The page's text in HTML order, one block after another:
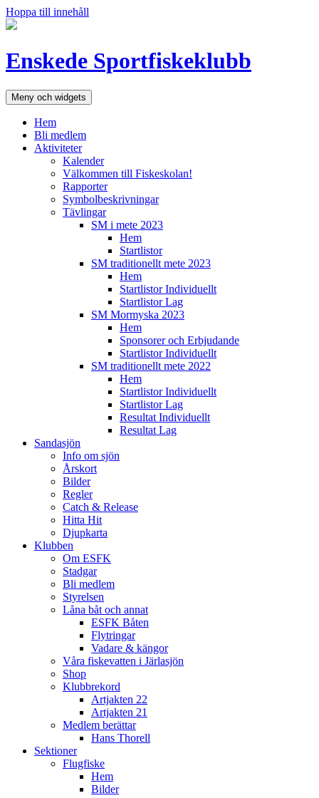
Hoppa till innehåll
Enskede Sportfiskeklubb
Meny och widgets
Hem
Bli medlem
Aktiviteter
Kalender
Välkommen till Fiskeskolan!
Rapporter
Symbolbeskrivningar
Tävlingar
SM i mete 2023
Hem
Startlistor
SM traditionellt mete 2023
Hem
Startlistor Individuellt
Startlistor Lag
SM Mormyska 2023
Hem
Sponsorer och Erbjudande
Startlistor Individuellt
SM traditionellt mete 2022
Hem
Startlistor Individuellt
Startlistor Lag
Resultat Individuellt
Resultat Lag
Sandasjön
Info om sjön
Årskort
Bilder
Regler
Catch & Release
Hitta Hit
Djupkarta
Klubben
Om ESFK
Stadgar
Bli medlem
Styrelsen
Låna båt och annat
ESFK Båten
Flytringar
Vadare & kängor
Våra fiskevatten i Järlasjön
Shop
Klubbrekord
Artjakten 22
Artjakten 21
Medlem berättar
Hans Thorell
Sektioner
Flugfiske
Hem
Bilder